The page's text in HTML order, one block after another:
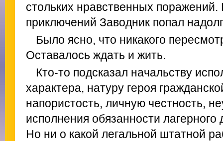
стольких нравственных
приключений Заводник попал
Было ясно, что никакого
Оставалось ждать и жить.
Кто-то подсказал начальству
характера, натуру героя
напористость, личную честность,
исполнения обязанности лагерного
Но ни о какой легальной штатной